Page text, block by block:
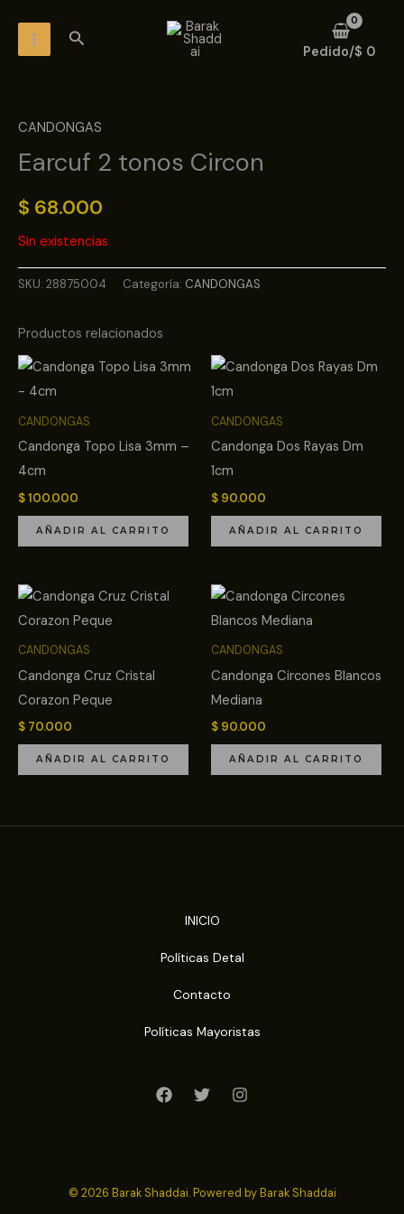
contenidoMENU
Buscar
Pedido/$ 0
CANDONGAS
Earcuf 2 tonos Circon
$ 68.000
Sin existencias
SKU: 28875004 Categoría: CANDONGAS
Productos relacionados
CANDONGAS
Candonga Topo Lisa 3mm –
4cm
$100.000
AÑADIR AL CARRITO
CANDONGAS
Candonga Dos Rayas Dm
1cm
$ 90.000
AÑADIR AL CARRITO
CANDONGAS
Candonga Cruz Cristal
Corazon Peque
$ 70.000
AÑADIR AL CARRITO
CANDONGAS
Candonga Circones Blancos
Mediana
$ 90.000
AÑADIR AL CARRITO
INICIO
Políticas Detal
Contacto
Políticas Mayoristas
© 2026 Barak Shaddai. Powered by Barak Shaddai